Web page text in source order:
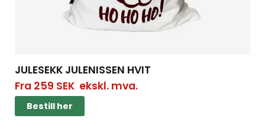
JULESEKK JULENISSEN HVIT
Fra 259 SEKekskl. mva.
Bestill her